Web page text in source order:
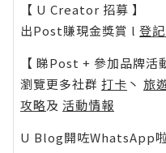
【 U Creator 招募 】
出Post賺現金獎賞 l 登
【 睇Post + 參加品牌活
瀏覽更多社群 打卡 丶 旅
攻略及 活動情報
U Blog開咗WhatsApp